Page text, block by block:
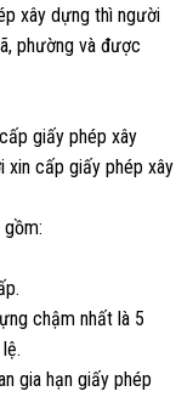
xây dựng thì người
phường và được
giấy phép xây
xin cấp giấy phép xây
chậm nhất là 5
gia hạn giấy phép